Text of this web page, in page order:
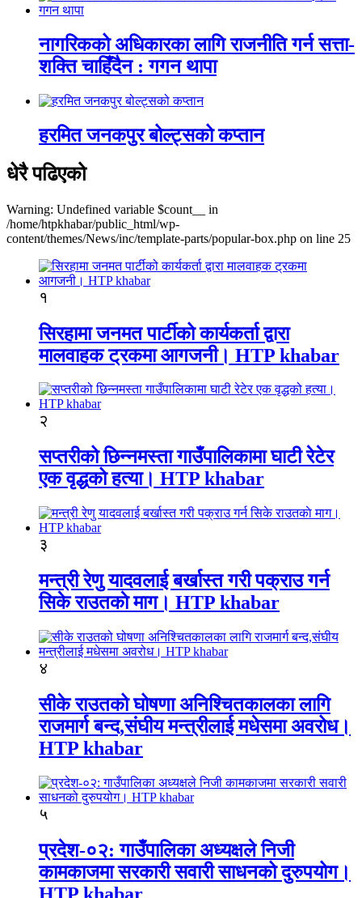
नागरिकको अधिकारका लागि राजनीति गर्न सत्ता-
शक्ति चाहिँदैन : गगन थापा
हरमित जनकपुर बोल्ट्सको कप्तान
धेरै पढिएको
Warning: Undefined variable $count__ in
/home/htpkhabar/public_html/wp-
content/themes/News/inc/template-parts/popular-box.php on line 25
१
सिरहामा जनमत पार्टीको कार्यकर्ता द्वारा
मालवाहक ट्रकमा आगजनी। HTP khabar
२
सप्तरीको छिन्नमस्ता गाउँपालिकामा घाटी रेटेर
एक वृद्धको हत्या। HTP khabar
३
मन्त्री रेणु यादवलाई बर्खास्त गरी पक्राउ गर्न
सिके राउतकाे माग। HTP khabar
४
सीके राउतको घोषणा अनिश्चितकालका लागि
राजमार्ग बन्द,संघीय मन्त्रीलाई मधेसमा अवरोध।
HTP khabar
५
प्रदेश-०२: गाउँपालिका अध्यक्षले निजी
कामकाजमा सरकारी सवारी साधनको दुरुपयोग।
HTP khabar